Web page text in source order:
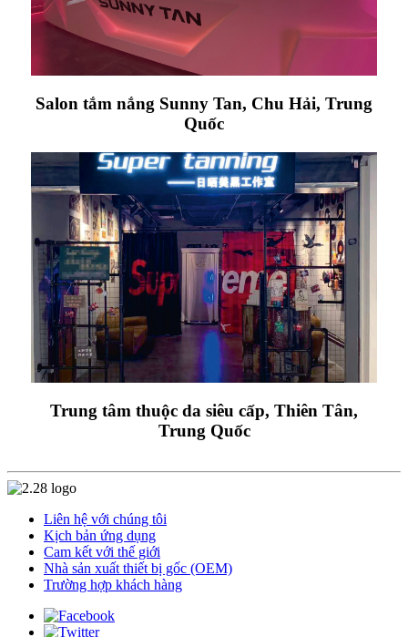
Salon tắm nắng Sunny Tan, Chu Hải, Trung
Quốc
Trung tâm thuộc da siêu cấp, Thiên Tân,
Trung Quốc
Liên hệ với chúng tôi
Kịch bản ứng dụng
Cam kết với thế giới
Nhà sản xuất thiết bị gốc (OEM)
Trường hợp khách hàng